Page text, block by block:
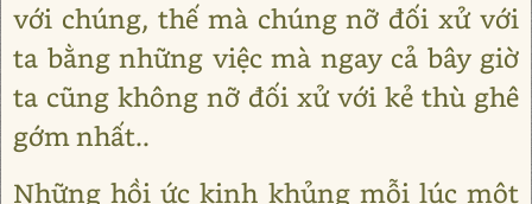
với chúng, thế mà chúng nỡ đối xử với
ta bằng những việc mà ngay cả bây giờ
ta cũng không nỡ đối xử với kẻ thù ghê
gớm nhất..
Những hồi ức kinh khủng mỗi lúc một